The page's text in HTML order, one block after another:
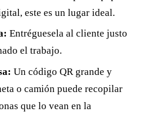
este es un lugar ideal.
Entréguesela al cliente justo
el trabajo.
Un código QR grande y
o camión puede recopilar
que lo vean en la